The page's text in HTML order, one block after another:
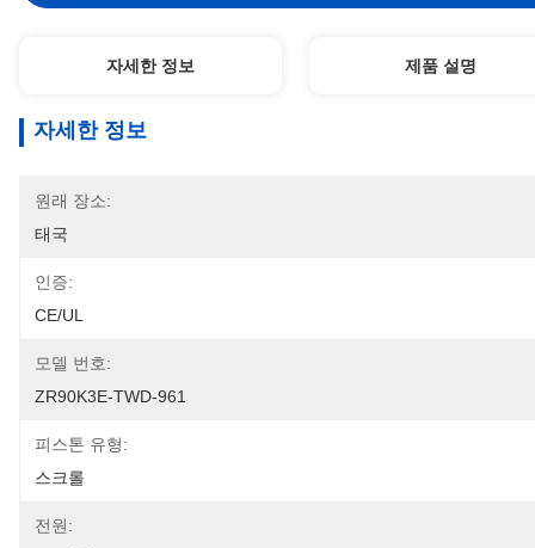
자세한 정보 제품 설명
자세한 정보
원래 장소:
태국
인증:
CE/UL
모델 번호:
ZR90K3E-TWD-961
피스톤 유형:
스크롤
전원: